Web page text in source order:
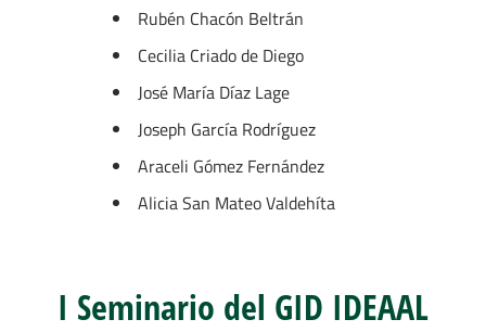
Rubén Chacón Beltrán
Cecilia Criado de Diego
José María Díaz Lage
Joseph García Rodríguez
Araceli Gómez Fernández
Alicia San Mateo Valdehíta
I Seminario del GID IDEAAL